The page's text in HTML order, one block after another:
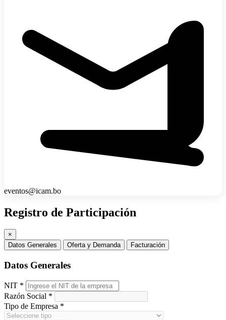
eventos@icam.bo
Registro de Participación
×
Datos Generales
Oferta y Demanda Facturación
Datos Generales
NIT *
Razón Social *
Tipo de Empresa *